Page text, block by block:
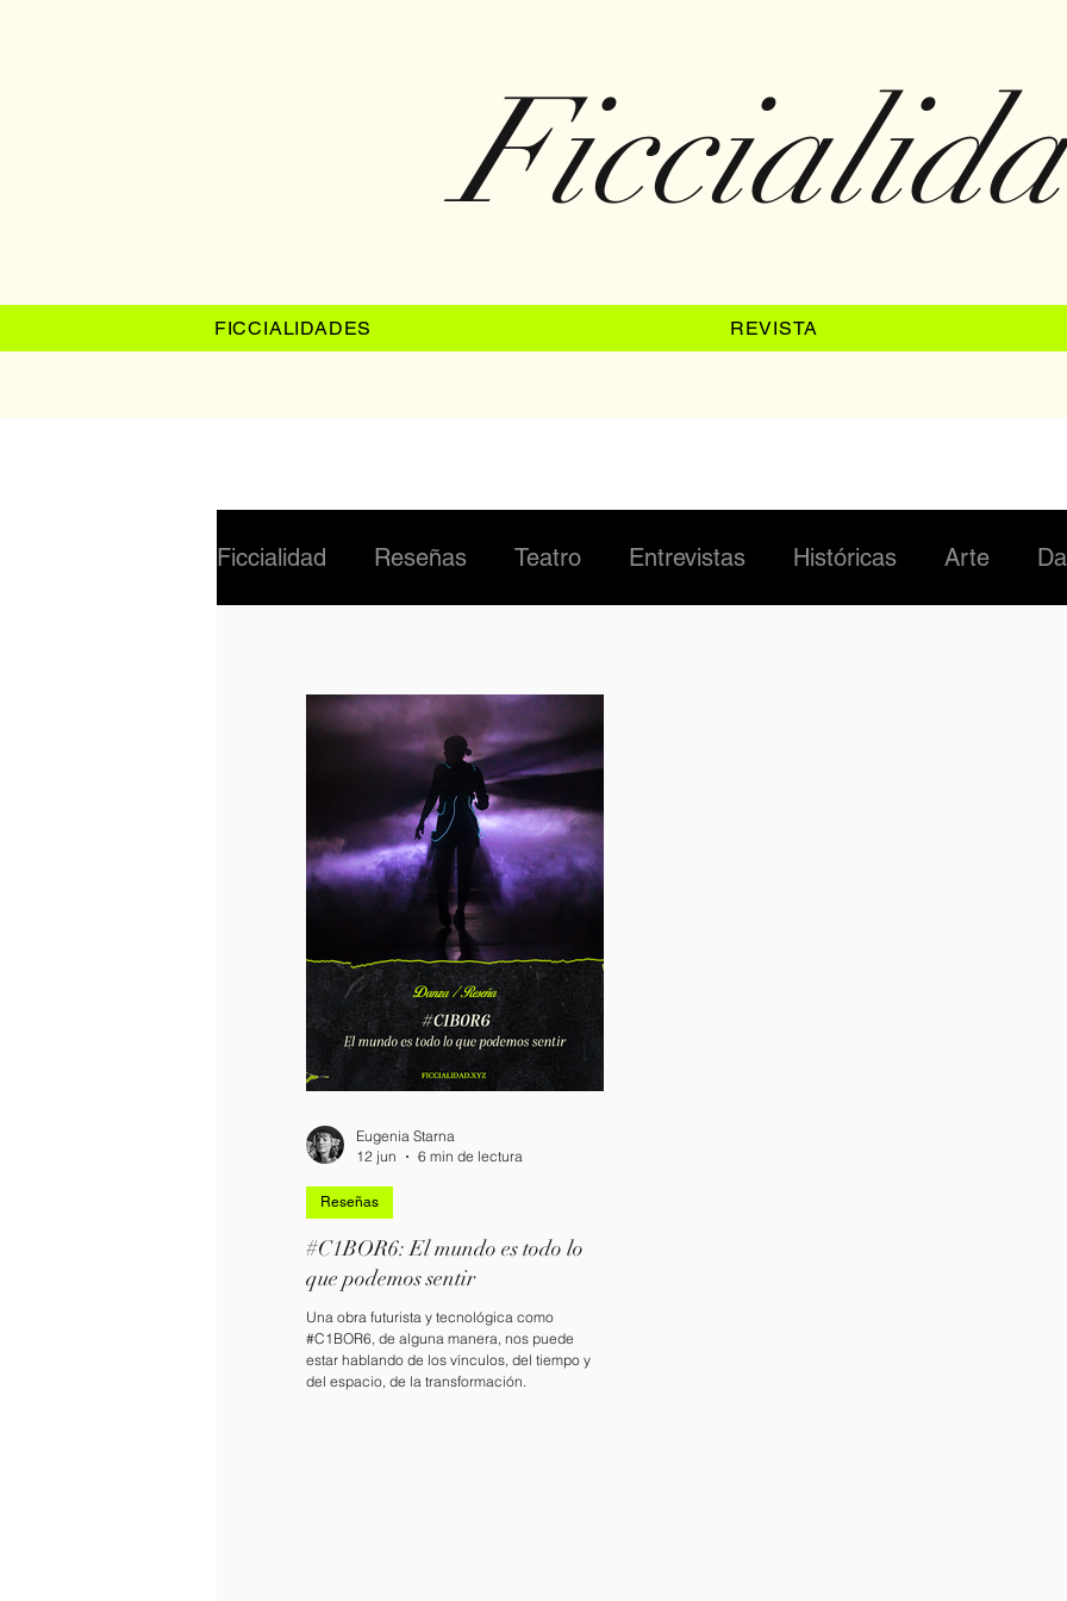
FICCIALIDADES REVISTA
Ficcialidad Reseñas Teatro Entrevistas Históricas Arte
INTERNACIONAL BIZARRO
PERSONAJES
#C1BOR6: El mundo es todo lo
que podemos sentir
Una obra futurista y tecnológica como
#C1BOR6, de alguna manera, nos puede
estar hablando de los vínculos, del tiempo y
del espacio, de la transformación.
Reseñas
Eugenia Starna
12 jun
6 min de lectura